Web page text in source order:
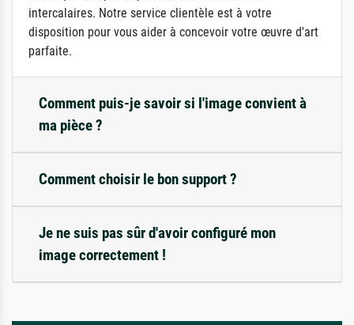
intercalaires. Notre service clientèle est à votre
disposition pour vous aider à concevoir votre œuvre d'art
parfaite.
Comment puis-je savoir si l'image convient à
ma pièce ?
Comment choisir le bon support ?
Je ne suis pas sûr d'avoir configuré mon
image correctement !